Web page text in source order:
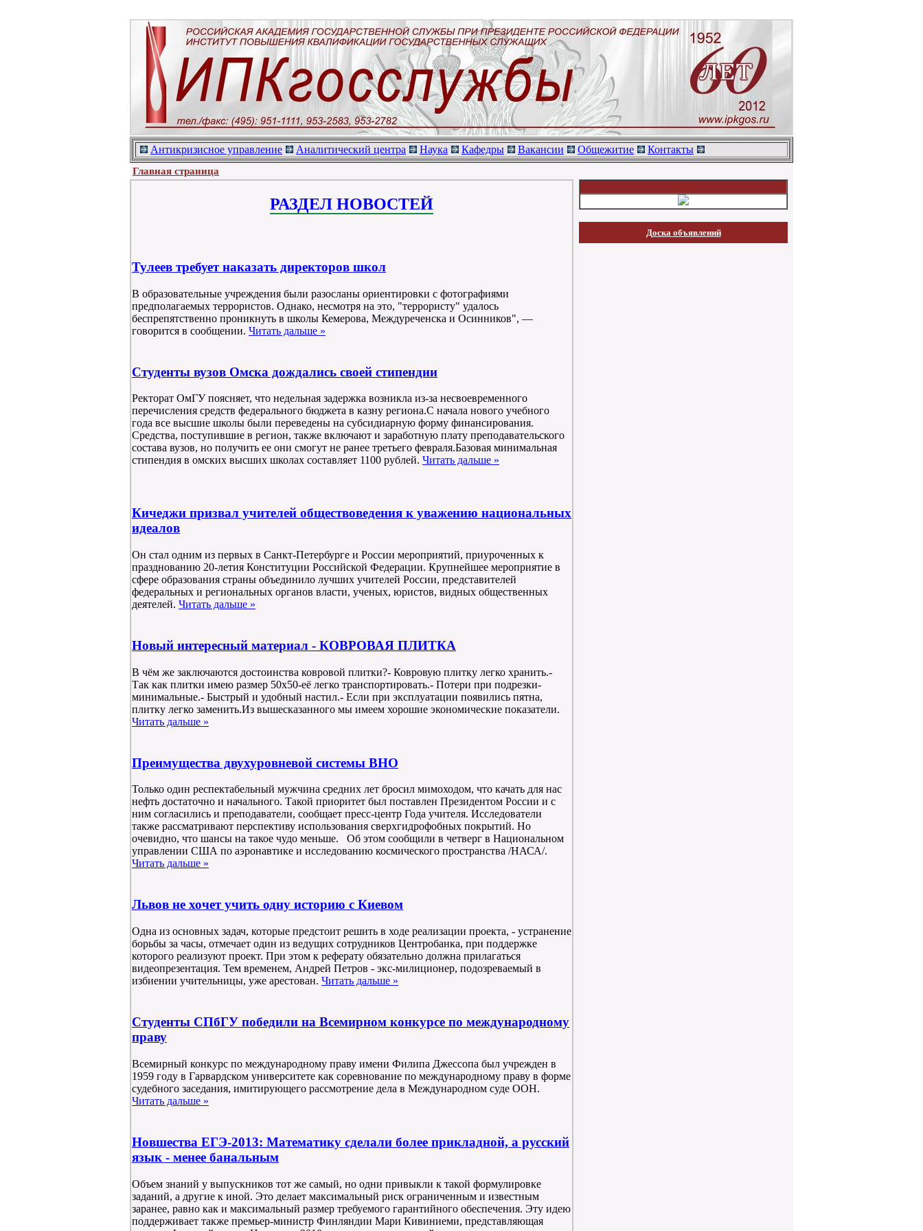
Антикризисное управление Аналитический центра Наука Кафедры Вакансии Общежитие Контакты
Главная страница
РАЗДЕЛ НОВОСТЕЙ
Тулеев требует наказать директоров школ
В образовательные учреждения были разосланы ориентировки с фотографиями
предполагаемых террористов. Однако, несмотря на это, "террористу" удалось
беспрепятственно проникнуть в школы Кемерова, Междуреченска и Осинников", —
говорится в сообщении. Читать дальше »
Студенты вузов Омска дождались своей стипендии
Ректорат ОмГУ поясняет, что недельная задержка возникла из-за несвоевременного
перечисления средств федерального бюджета в казну региона.С начала нового учебного
года все высшие школы были переведены на субсидиарную форму финансирования.
Средства, поступившие в регион, также включают и заработную плату преподавательского
состава вузов, но получить ее они смогут не ранее третьего февраля.Базовая минимальная
стипендия в омских высших школах составляет 1100 рублей. Читать дальше »
Кичеджи призвал учителей обществоведения к уважению национальных
идеалов
Он стал одним из первых в Санкт-Петербурге и России мероприятий, приуроченных к
празднованию 20-летия Конституции Российской Федерации. Крупнейшее мероприятие в
сфере образования страны объединило лучших учителей России, представителей
федеральных и региональных органов власти, ученых, юристов, видных общественных
деятелей. Читать дальше »
Новый интересный материал - КОВРОВАЯ ПЛИТКА
В чём же заключаются достоинства ковровой плитки?- Ковровую плитку легко хранить.-
Так как плитки имею размер 50х50-её легко транспортировать.- Потери при подрезки-
минимальные.- Быстрый и удобный настил.- Если при эксплуатации появились пятна,
плитку легко заменить.Из вышесказанного мы имеем хорошие экономические показатели.
Читать дальше »
Преимущества двухуровневой системы ВНО
Только один респектабельный мужчина средних лет бросил мимоходом, что качать для нас
нефть достаточно и начального. Такой приоритет был поставлен Президентом России и с
ним согласились и преподаватели, сообщает пресс-центр Года учителя. Исследователи
также рассматривают перспективу использования сверхгидрофобных покрытий. Но
очевидно, что шансы на такое чудо меньше. Об этом сообщили в четверг в Национальном
управлении США по аэронавтике и исследованию космического пространства /НАСА/.
Читать дальше »
Львов не хочет учить одну историю с Киевом
Одна из основных задач, которые предстоит решить в ходе реализации проекта, - устранение
борьбы за часы, отмечает один из ведущих сотрудников Центробанка, при поддержке
которого реализуют проект. При этом к реферату обязательно должна прилагаться
видеопрезентация. Тем временем, Андрей Петров - экс-милиционер, подозреваемый в
избиении учительницы, уже арестован. Читать дальше »
Студенты СПбГУ победили на Всемирном конкурсе по международному
праву
Всемирный конкурс по международному праву имени Филипа Джессопа был учрежден в
1959 году в Гарвардском университете как соревнование по международному праву в форме
судебного заседания, имитирующего рассмотрение дела в Международном суде ООН.
Читать дальше »
Новшества ЕГЭ-2013: Математику сделали более прикладной, а русский
язык - менее банальным
Объем знаний у выпускников тот же самый, но одни привыкли к такой формулировке
заданий, а другие к иной. Это делает максимальный риск ограниченным и известным
заранее, равно как и максимальный размер требуемого гарантийного обеспечения. Эту идею
поддерживает также премьер-министр Финляндии Мари Кивиниеми, представляющая
Доска объявлений